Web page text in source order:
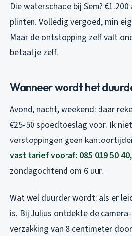
Die waterschade bij Sem?
plinten. Volledig vergoed, min
Maar de ontstopping zelf valt
betaal je zelf.
Wanneer wordt het
Avond, nacht, weekend: daar
€25-50 spoedtoeslag voor. Ik
verstoppingen geen
vast tarief vooraf: 085 019 50 40
zondagochtend om 6 uur.
Wat wel duurder wordt: als er
is. Bij Julius ontdekte de
verzakking van 8 centimeter